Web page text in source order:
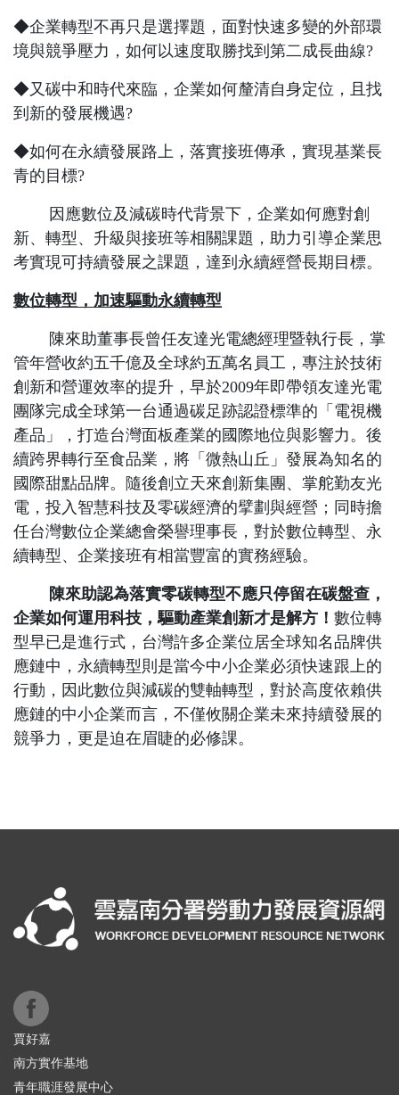
◆企業轉型不再只是選擇題，面對快速多變的外部環
境與競爭壓力，如何以速度取勝找到第二成長曲線?
◆又碳中和時代來臨，企業如何釐清自身定位，且找
到新的發展機遇?
◆如何在永續發展路上，落實接班傳承，實現基業長
青的目標?
因應數位及減碳時代背景下，企業如何應對創
新、轉型、升級與接班等相關課題，助力引導企業思
考實現可持續發展之課題，達到永續經營長期目標。
數位轉型，加速驅動永續轉型
陳來助董事長曾任友達光電總經理暨執行長，掌
管年營收約五千億及全球約五萬名員工，專注於技術
創新和營運效率的提升，早於2009年即帶領友達光電
團隊完成全球第一台通過碳足跡認證標準的「電視機
產品」，打造台灣面板產業的國際地位與影響力。後
續跨界轉行至食品業，將「微熱山丘」發展為知名的
國際甜點品牌。隨後創立天來創新集團、掌舵勤友光
電，投入智慧科技及零碳經濟的擘劃與經營；同時擔
任台灣數位企業總會榮譽理事長，對於數位轉型、永
續轉型、企業接班有相當豐富的實務經驗。
陳來助認為落實零碳轉型不應只停留在碳盤查，
企業如何運用科技，驅動產業創新才是解方！ 數位轉
型早已是進行式，台灣許多企業位居全球知名品牌供
應鏈中，永續轉型則是當今中小企業必須快速跟上的
行動，因此數位與減碳的雙軸轉型，對於高度依賴供
應鏈的中小企業而言，不僅攸關企業未來持續發展的
競爭力，更是迫在眉睫的必修課。
賈好嘉
南方實作基地
青年職涯發展中心